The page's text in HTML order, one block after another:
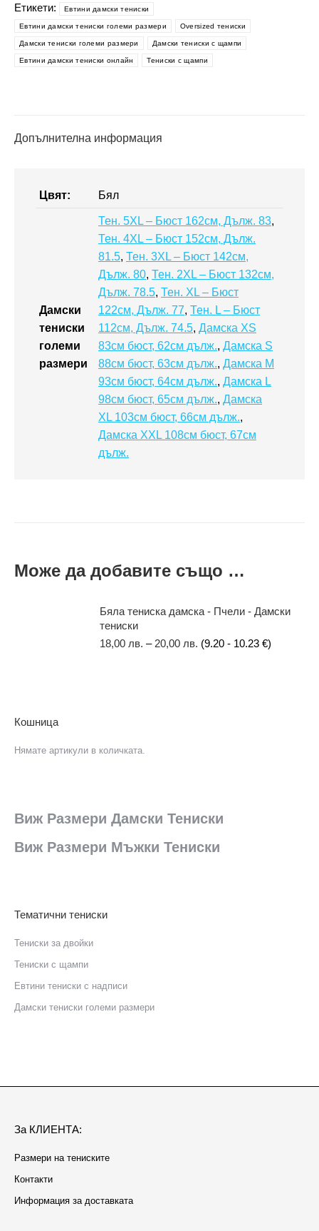
мотиви
Дамски
тениски
Етикети:
Eвтини дамски тениски
Eвтини дамски тениски големи размери Oversized тениски
Дамски тениски големи размери Дамски тениски с щампи
Евтини дамски тениски онлайн Тениски с щампи
Допълнителна информация
Цвят: Бял
Дамски
тениски
големи
размери
Тен. 5XL – Бюст 162см, Дълж. 83,
Тен. 4XL – Бюст 152см, Дълж.
81.5, Тен. 3XL – Бюст 142см,
Дълж. 80, Тен. 2XL – Бюст 132см,
Дълж. 78.5, Тен. XL – Бюст
122см, Дълж. 77, Тен. L – Бюст
112см, Дълж. 74.5, Дамска XS
83см бюст, 62см дълж., Дамска S
88см бюст, 63см дълж., Дамска M
93см бюст, 64см дълж., Дамска L
98см бюст, 65см дълж., Дамска
XL 103см бюст, 66см дълж.,
Дамска XXL 108см бюст, 67см
дълж.
Може да добавите също …
Бяла тениска дамска - Пчели - Дамски
тениски
18,00 лв. –20,00 лв. (9.20 - 10.23 €)
Кошница
Нямате артикули в количката.
Виж Размери Дамски Тениски
Виж Размери Мъжки Тениски
Тематични тениски
Тениски за двойки
Тениски с щампи
Eвтини тениски с надписи
Дамски тениски големи размери
За КЛИЕНТА:
Размери на тениските
Контакти
Информация за доставката